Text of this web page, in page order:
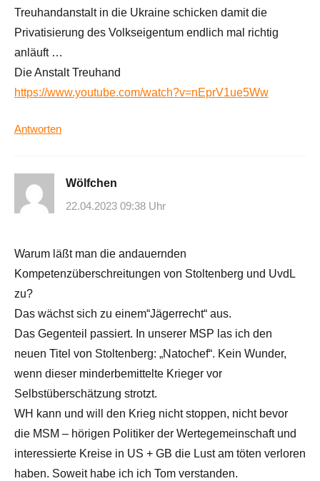
Treuhandanstalt in die Ukraine schicken damit die
Privatisierung des Volkseigentum endlich mal richtig
anläuft …
Die Anstalt Treuhand
https://www.youtube.com/watch?v=nEprV1ue5Ww
Antworten
Wölfchen
22.04.2023 09:38 Uhr
Warum läßt man die andauernden
Kompetenzüberschreitungen von Stoltenberg und UvdL
zu?
Das wächst sich zu einem“Jägerrecht“ aus.
Das Gegenteil passiert. In unserer MSP las ich den
neuen Titel von Stoltenberg: „Natochef“. Kein Wunder,
wenn dieser minderbemittelte Krieger vor
Selbstüberschätzung strotzt.
WH kann und will den Krieg nicht stoppen, nicht bevor
die MSM – hörigen Politiker der Wertegemeinschaft und
interessierte Kreise in US + GB die Lust am töten verloren
haben. Soweit habe ich ich Tom verstanden.